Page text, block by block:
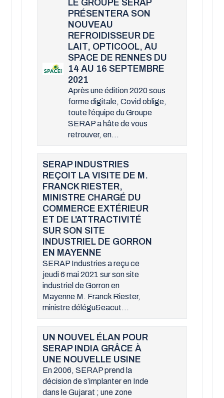
LE GROUPE SERAP
PRÉSENTERA SON
NOUVEAU
REFROIDISSEUR DE
LAIT, OPTICOOL, AU
SPACE DE RENNES DU
14 AU 16 SEPTEMBRE
2021
Après une édition 2020 sous
forme digitale, Covid oblige,
toute l’équipe du Groupe
SERAP a hâte de vous
retrouver, en...
SERAP INDUSTRIES
REÇOIT LA VISITE DE M.
FRANCK RIESTER,
MINISTRE CHARGÉ DU
COMMERCE EXTÉRIEUR
ET DE L'ATTRACTIVITÉ
SUR SON SITE
INDUSTRIEL DE GORRON
EN MAYENNE
SERAP Industries a reçu ce
jeudi 6 mai 2021 sur son site
industriel de Gorron en
Mayenne M. Franck Riester,
ministre délégu&eacut...
UN NOUVEL ÉLAN POUR
SERAP INDIA GRÂCE À
UNE NOUVELLE USINE
En 2006, SERAP prend la
décision de s’implanter en Inde
dans le Gujarat ; une zone